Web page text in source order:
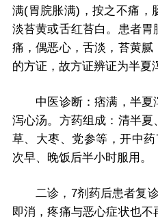
满(胃脘胀满)，按之不痛，
淡苔黄或舌红苔白。患者
痛，偶恶心，舌淡，苔黄
的方证，故方证辨证为半夏
中医诊断：痞满，半夏
泻心汤。方药组成：清半
草、大枣、党参等，开中
次早、晚饭后半小时服用。
二诊，7剂药后患者复诊
即消，疼痛与恶心症状也